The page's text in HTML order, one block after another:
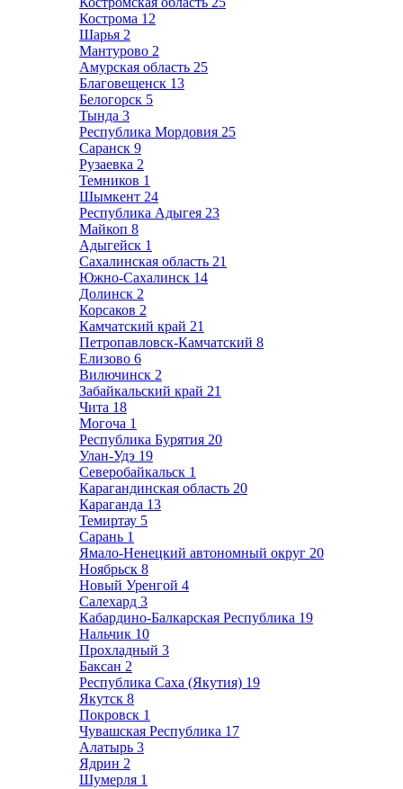
Кострома 12
Шарья 2
Мантурово 2
Амурская область 25
Благовещенск 13
Белогорск 5
Тында 3
Республика Мордовия 25
Саранск 9
Рузаевка 2
Темников 1
Шымкент 24
Республика Адыгея 23
Майкоп 8
Адыгейск 1
Сахалинская область 21
Южно-Сахалинск 14
Долинск 2
Корсаков 2
Камчатский край 21
Петропавловск-Камчатский 8
Елизово 6
Вилючинск 2
Забайкальский край 21
Чита 18
Могоча 1
Республика Бурятия 20
Улан-Удэ 19
Северобайкальск 1
Карагандинская область 20
Караганда 13
Темиртау 5
Сарань 1
Ямало-Ненецкий автономный округ 20
Ноябрьск 8
Новый Уренгой 4
Салехард 3
Кабардино-Балкарская Республика 19
Нальчик 10
Прохладный 3
Баксан 2
Республика Саха (Якутия) 19
Якутск 8
Покровск 1
Чувашская Республика 17
Алатырь 3
Ядрин 2
Шумерля 1